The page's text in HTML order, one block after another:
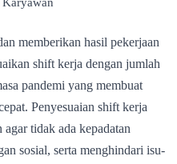
Karyawan
memberikan hasil pekerjaan
shift kerja dengan jumlah
pandemi yang membuat
Penyesuaian shift kerja
tidak ada kepadatan
sosial, serta menghindari isu-